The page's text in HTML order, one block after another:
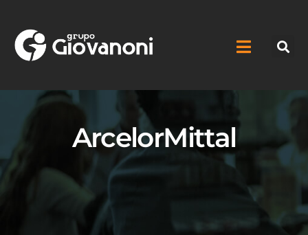
ArcelorMittal